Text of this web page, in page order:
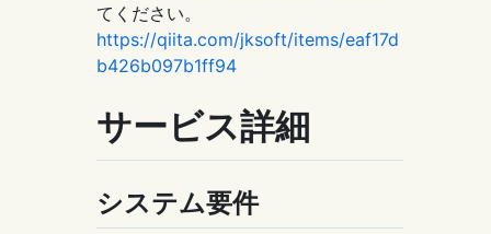
てください。
https://qiita.com/jksoft/items/eaf17d
b426b097b1ff94
サービス詳細
システム要件